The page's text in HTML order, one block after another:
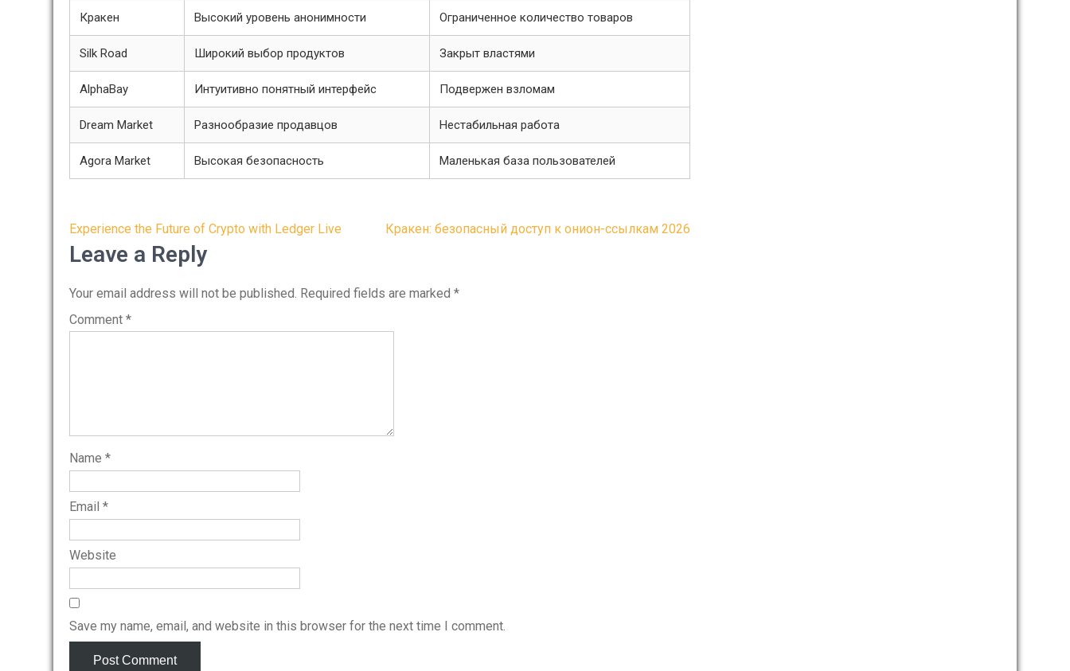
Кракен Высокий уровень анонимности Ограниченное количество товаров
Silk Road Широкий выбор продуктов Закрыт властями
AlphaBay Интуитивно понятный интерфейс Подвержен взломам
Dream Market Разнообразие продавцов Нестабильная работа
Agora Market Высокая безопасность Маленькая база пользователей
Post
navigation
Experience the Future of Crypto with Ledger Live Кракен: безопасный доступ к онион-ссылкам 2026
Leave a Reply
Your email address will not be published. Required fields are marked *
Comment *
Name *
Email *
Website
Save my name, email, and website in this browser for the next time I comment.